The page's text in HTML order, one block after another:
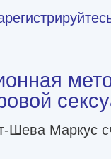
лечение [litres]
Шева Маркус